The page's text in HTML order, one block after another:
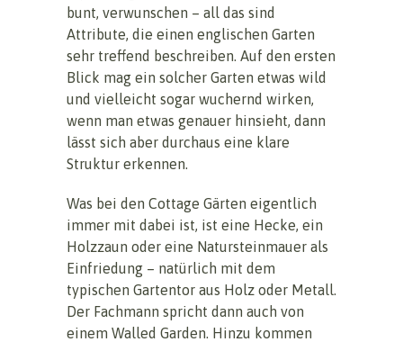
bunt, verwunschen – all das sind
Attribute, die einen englischen Garten
sehr treffend beschreiben. Auf den ersten
Blick mag ein solcher Garten etwas wild
und vielleicht sogar wuchernd wirken,
wenn man etwas genauer hinsieht, dann
lässt sich aber durchaus eine klare
Struktur erkennen.
Was bei den Cottage Gärten eigentlich
immer mit dabei ist, ist eine Hecke, ein
Holzzaun oder eine Natursteinmauer als
Einfriedung – natürlich mit dem
typischen Gartentor aus Holz oder Metall.
Der Fachmann spricht dann auch von
einem Walled Garden. Hinzu kommen